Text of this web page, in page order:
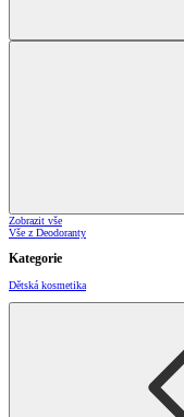
Zobrazit vše
Vše z Deodoranty
Kategorie
Dětská kosmetika